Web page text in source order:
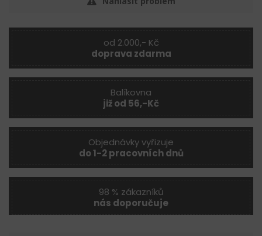
od 2.000,- Kč
doprava zdarma
Balíkovna
již od 56,-Kč
Objednávky vyřizuje
do 1-2 pracovních dnů
98 % zákazníků
nás doporučuje